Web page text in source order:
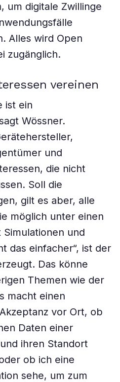
um digitale Zwillinge
Alles wird Open
zugänglich.
vereinen
ist ein
Wössner.
und
die nicht
Soll die
gilt es aber, alle
möglich unter einen
und
das einfacher“, ist der
Das könne
Themen wie der
macht einen
vor Ort, ob
Daten einer
ihren Standort
ob ich eine
sehe, um zum